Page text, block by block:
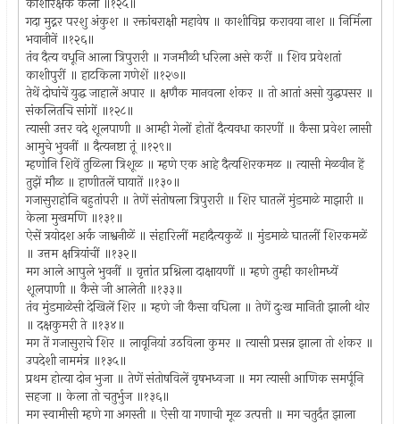
गदा मुद्नर परशु अंकुश ॥ रक्तांबराक्षी महावेष ॥ काशीविघ्न करावया नाश ॥ निर्मिला
भवानीनें ॥१२६॥
तंव दैत्य वधूनि आला त्रिपुरारी ॥ गजमौळी धरिला असे करीं ॥ शिव प्रवेशतां
काशीपुरीं ॥ हाटकिला गणेशें ॥१२७॥
तेथें दोघांचें युद्ध जाहालें अपार ॥ क्षणैक मानवला शंकर ॥ तो आतां असो युद्धपसर ॥
संकलितचि सांगों ॥१२८॥
त्यासी उत्तर वदे शूलपाणी ॥ आम्ही गेलों होतों दैत्यवधा कारणीं ॥ कैसा प्रवेश लासी
आमुचे भुवनीं ॥ दैत्यनष्टा तूं ॥१२९॥
म्हणोनि शिवें तुळिला त्रिशूळ ॥ म्हणे एक आहे दैत्यशिरकमळ ॥ त्यासी मेळवीन हें
तुझें मौळ ॥ हाणीतलें घायातें ॥१३०॥
गजासुराहोनि बहुतांपरी ॥ तेणें संतोषला त्रिपुरारी ॥ शिर घातलें मुंडमाळे माझारी ॥
केला मुखमणि ॥१३१॥
ऐसें त्रयोदश अर्क जाश्वनीळें ॥ संहारिलीं महादैत्यकुळें ॥ मुंडमाळे घातलीं शिरकमळें
॥ उत्तम क्षत्रियांचीं ॥१३२॥
मग आले आपुले भुवनीं ॥ वृत्तांत प्रश्निला दाक्षायणीं ॥ म्हणे तुम्ही काशीमध्यें
शूलपाणी ॥ कैसे जी आलेती ॥१३३॥
तंव मुंडमाळेसी देखिलें शिर ॥ म्हणे जी कैसा वधिला ॥ तेणें दुःख मानिती झाली थोर
॥ दक्षकुमरी ते ॥१३४॥
मग तें गजासुराचे शिर ॥ लावूनियां उठविला कुमर ॥ त्यासी प्रसन्न झाला तो शंकर ॥
उपदेशी नाममंत्र ॥१३५॥
प्रथम होत्या दोन भुजा ॥ तेणें संतोषविलें वृषभध्वजा ॥ मग त्यासी आणिक समर्पूनि
सहजा ॥ केला तो चतुर्भुज ॥१३६॥
मग स्वामीसी म्हणे गा अगस्ती ॥ ऐसी या गणाची मूळ उत्पत्ती ॥ मग चतुर्दंत झाला